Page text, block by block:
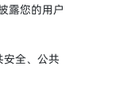
露您的用户
全、公共